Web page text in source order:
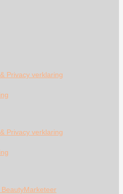
Privacy verklaring
Privacy verklaring